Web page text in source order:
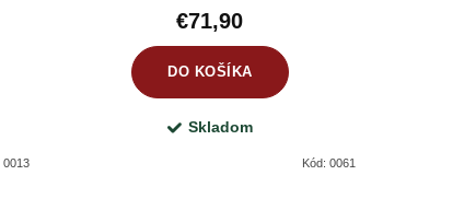
0013
€71,90
DO KOŠÍKA
Skladom
Kód: 0061